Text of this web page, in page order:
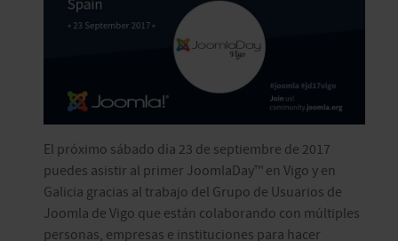
El próximo sábado día 23 de septiembre de 2017
puedes asistir al primer JoomlaDay™ en Vigo y en
Galicia gracias al trabajo del Grupo de Usuarios de
Joomla de Vigo que están colaborando con múltiples
personas, empresas e instituciones para hacer